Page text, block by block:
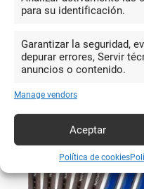
para su identificación.
Garantizar la seguridad,
depurar errores, Servir
anuncios o contenido.
Manage vendors
Aceptar
Política de cookies
una apreciación por la
mano.
Más